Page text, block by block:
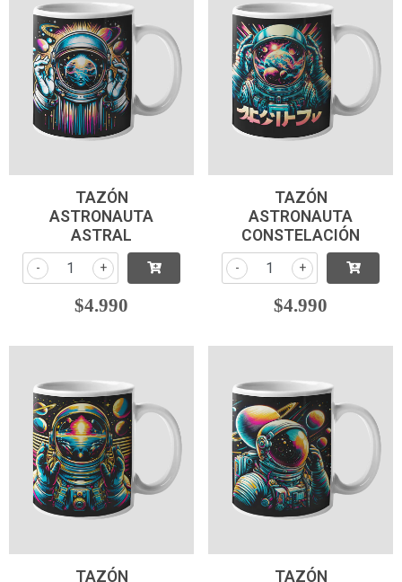
TAZÓN
ASTRONAUTA
ASTRAL
+
-
$4.990
TAZÓN
ASTRONAUTA
CONSTELACIÓN
+
-
$4.990
TAZÓN
TAZÓN